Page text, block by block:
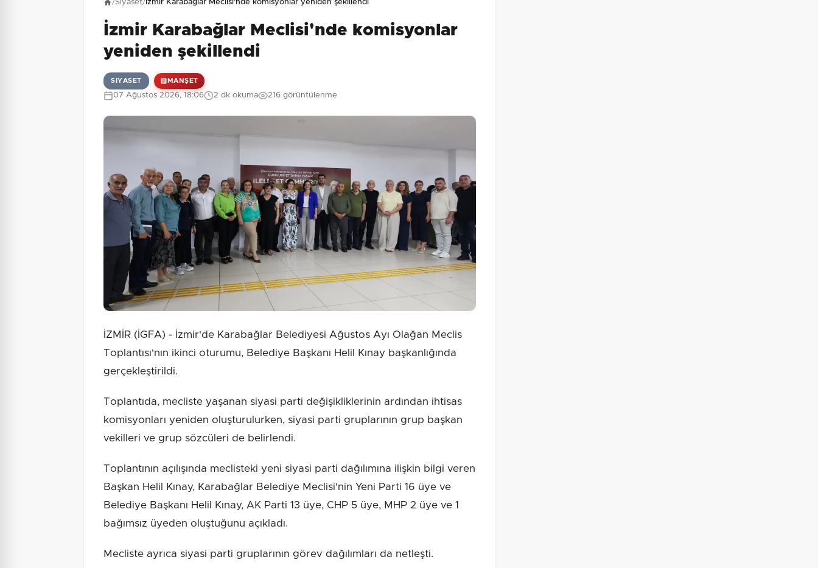
Güvenlik Sorusu: 8 + 1 = ? Gönder
/Siyaset/ İzmir Karabağlar Meclisi'nde komisyonlar yeniden şekillendi
İzmir Karabağlar Meclisi'nde komisyonlar
yeniden şekillendi
SIYASET MANŞET
07 Ağustos 2026, 18:06 2 dk okuma 216 görüntülenme
İZMİR (İGFA) - İzmir'de Karabağlar Belediyesi Ağustos Ayı Olağan Meclis
Toplantısı'nın ikinci oturumu, Belediye Başkanı Helil Kınay başkanlığında
gerçekleştirildi.
Toplantıda, mecliste yaşanan siyasi parti değişikliklerinin ardından ihtisas
komisyonları yeniden oluşturulurken, siyasi parti gruplarının grup başkan
vekilleri ve grup sözcüleri de belirlendi.
Toplantının açılışında meclisteki yeni siyasi parti dağılımına ilişkin bilgi veren
Başkan Helil Kınay, Karabağlar Belediye Meclisi'nin Yeni Parti 16 üye ve
Belediye Başkanı Helil Kınay, AK Parti 13 üye, CHP 5 üye, MHP 2 üye ve 1
bağımsız üyeden oluştuğunu açıkladı.
Mecliste ayrıca siyasi parti gruplarının görev dağılımları da netleşti.